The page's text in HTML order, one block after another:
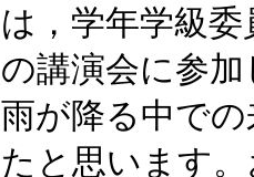
は，学年学級
の講演会に参
雨が降る中で
たと思います